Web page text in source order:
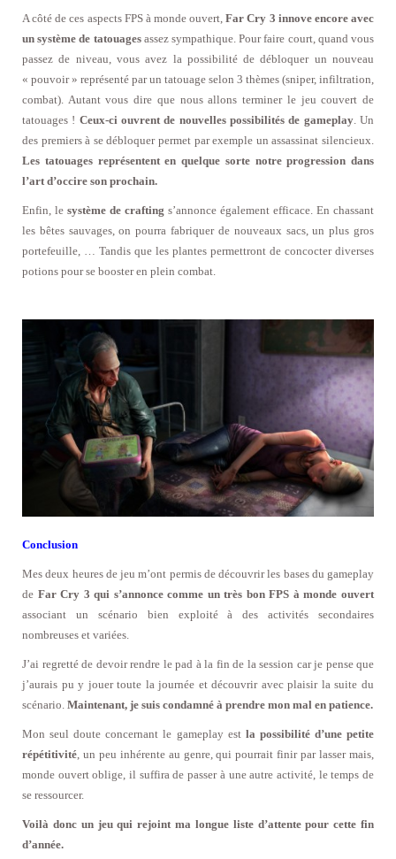
A côté de ces aspects FPS à monde ouvert,Far Cry 3 innove encore avec
un système de tatouagesassez sympathique. Pour faire court, quand vous
passez de niveau, vous avez la possibilité de débloquer un nouveau
« pouvoir » représenté par un tatouage selon 3 thèmes (sniper, infiltration,
combat). Autant vous dire que nous allons terminer le jeu couvert de
tatouages ! Ceux-ci ouvrent de nouvelles possibilités de gameplay. Un
des premiers à se débloquer permet par exemple un assassinat silencieux.
Les tatouages représentent en quelque sorte notre progression dans
l’art d’occire son prochain.
Enfin, le système de crafting s’annonce également efficace. En chassant
les bêtes sauvages, on pourra fabriquer de nouveaux sacs, un plus gros
portefeuille, … Tandis que les plantes permettront de concocter diverses
potions pour se booster en plein combat.
Conclusion
Mes deux heures de jeu m’ont permis de découvrir les bases du gameplay
de Far Cry 3 qui s’annonce comme un très bon FPS à monde ouvert
associant un scénario bien exploité à des activités secondaires
nombreuses et variées.
J’ai regretté de devoir rendre le pad à la fin de la session car je pense que
j’aurais pu y jouer toute la journée et découvrir avec plaisir la suite du
scénario. Maintenant, je suis condamné à prendre mon mal en patience.
Mon seul doute concernant le gameplay est la possibilité d’une petite
répétitivité, un peu inhérente au genre, qui pourrait finir par lasser mais,
monde ouvert oblige, il suffira de passer à une autre activité, le temps de
se ressourcer.
Voilà donc un jeu qui rejoint ma longue liste d’attente pour cette fin
d’année.